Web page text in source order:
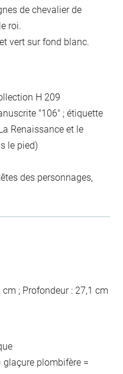
de chevalier de
roi.
vert sur fond blanc.
H 209
"106" ; étiquette
Renaissance et le
le pied)
des personnages,
cm ; Profondeur : 27,1 cm
glaçure plombifère =